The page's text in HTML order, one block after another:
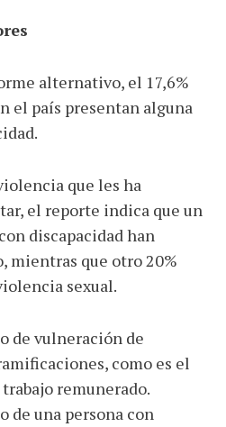
alternativo, el 17,6%
el país presentan alguna
que les ha
el reporte indica que un
discapacidad han
mientras que otro 20%
sexual.
de vulneración de
como es el
remunerado.
de una persona con